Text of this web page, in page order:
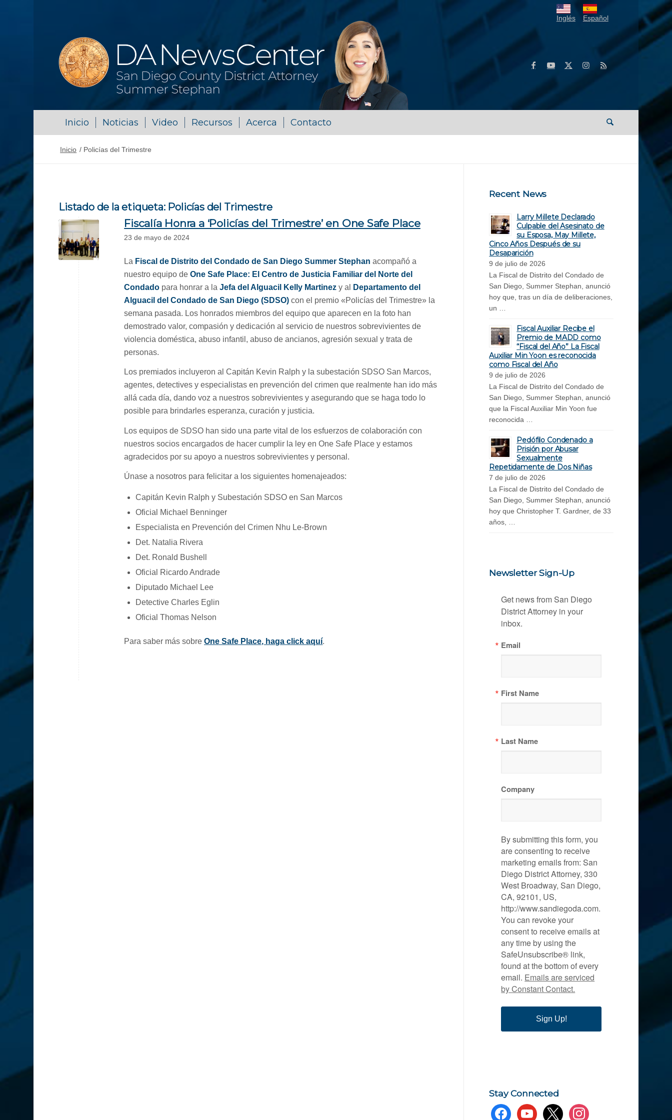
Inglés Español
Inicio Noticias Video Recursos Acerca Contacto
Inicio / Policías del Trimestre
Listado de la etiqueta: Policías del Trimestre
Fiscalía Honra a ‘Policías del Trimestre’ en One Safe Place
23 de mayo de 2024
La Fiscal de Distrito del Condado de San Diego Summer Stephanacompañó a
nuestro equipo de One Safe Place: El Centro de Justicia Familiar del Norte del
Condado para honrar a laJefa del Alguacil Kelly Martinezy al
Departamento del
Alguacil del Condado de San Diego (SDSO) con el premio «Policías del Trimestre» la
semana pasada. Los honrados miembros del equipo que aparecen en la foto han
demostrado valor, compasión y dedicación al servicio de nuestros sobrevivientes de
violencia doméstica, abuso infantil, abuso de ancianos, agresión sexual y trata de
personas.
Los premiados incluyeron al Capitán Kevin Ralph y la subestación SDSO San Marcos,
agentes, detectives y especialistas en prevención del crimen que realmente han ido más
allá cada día, dando voz a nuestros sobrevivientes y asegurando que se haga todo lo
posible para brindarles esperanza, curación y justicia.
Los equipos de SDSO han sido una parte vital de los esfuerzos de colaboración con
nuestros socios encargados de hacer cumplir la ley en One Safe Place y estamos
agradecidos por su apoyo a nuestros sobrevivientes y personal.
Únase a nosotros para felicitar a los siguientes homenajeados:
Capitán Kevin Ralph y Subestación SDSO en San Marcos
Oficial Michael Benninger
Especialista en Prevención del Crimen Nhu Le-Brown
Det. Natalia Rivera
Det. Ronald Bushell
Oficial Ricardo Andrade
Diputado Michael Lee
Detective Charles Eglin
Oficial Thomas Nelson
Para saber más sobreOne Safe Place, haga click aquí.
Recent News
Larry Millete Declarado
Culpable del Asesinato de
su Esposa, May Millete,
Cinco Años Después de su
Desaparición
9 de julio de 2026
La Fiscal de Distrito del Condado de
San Diego, Summer Stephan, anunció
hoy que, tras un día de deliberaciones,
un …
Fiscal Auxiliar Recibe el
Premio de MADD como
“Fiscal del Año” La Fiscal
Auxiliar Min Yoon es reconocida
como Fiscal del Año
9 de julio de 2026
La Fiscal de Distrito del Condado de
San Diego, Summer Stephan, anunció
que la Fiscal Auxiliar Min Yoon fue
reconocida …
Pedófilo Condenado a
Prisión por Abusar
Sexualmente
Repetidamente de Dos Niñas
7 de julio de 2026
La Fiscal de Distrito del Condado de
San Diego, Summer Stephan, anunció
hoy que Christopher T. Gardner, de 33
años, …
Newsletter Sign-Up
Get news from San Diego
District Attorney in your
inbox.
Email
First Name
Last Name
Company
By submitting this form, you
are consenting to receive
marketing emails from: San
Diego District Attorney, 330
West Broadway, San Diego,
CA, 92101, US,
http://www.sandiegoda.com.
You can revoke your
consent to receive emails at
any time by using the
SafeUnsubscribe® link,
found at the bottom of every
email. Emails are serviced
by Constant Contact.
Sign Up!
Stay Connected
facebookyoutubex instagram